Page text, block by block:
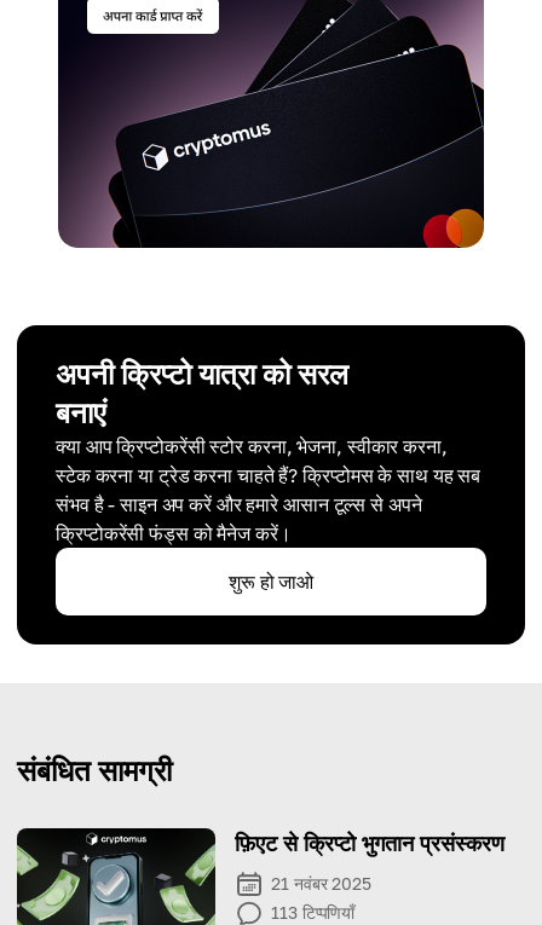
अपनी क्रिप्टो यात्रा को सरल
बनाएं
क्या आप क्रिप्टोकरेंसी स्टोर करना, भेजना, स्वीकार करना,
स्टेक करना या ट्रेड करना चाहते हैं? क्रिप्टोमस के साथ यह सब
संभव है - साइन अप करें और हमारे आसान टूल्स से अपने
क्रिप्टोकरेंसी फंड्स को मैनेज करें।
शुरू हो जाओ
संबंधित सामग्री
फ़िएट से क्रिप्टो भुगतान प्रसंस्करण
21 नवंबर 2025
113 टिप्पणियाँ